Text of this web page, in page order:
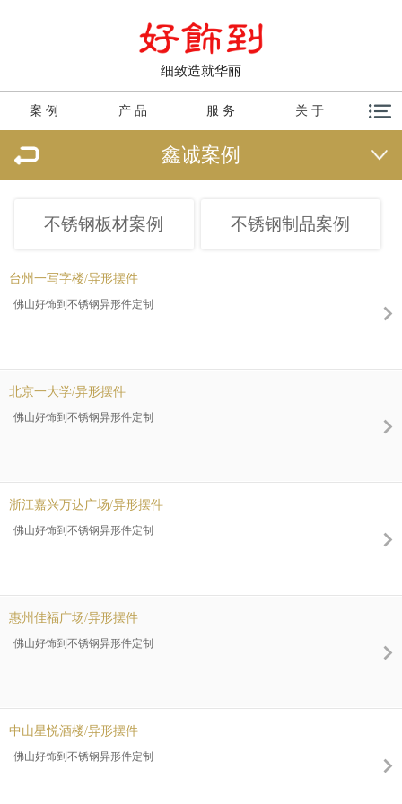
细致造就华丽
案 例 产 品 服 务 关 于
鑫诚案例
不锈钢板材案例 不锈钢制品案例
台州一写字楼/异形摆件
佛山好饰到不锈钢异形件定制
北京一大学/异形摆件
佛山好饰到不锈钢异形件定制
浙江嘉兴万达广场/异形摆件
佛山好饰到不锈钢异形件定制
惠州佳福广场/异形摆件
佛山好饰到不锈钢异形件定制
中山星悦酒楼/异形摆件
佛山好饰到不锈钢异形件定制